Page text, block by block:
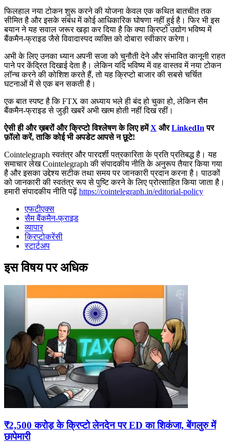
फिलहाल नया टोकन शुरू करने की योजना केवल एक कथित बातचीत तक
सीमित है और इसके संबंध में कोई आधिकारिक घोषणा नहीं हुई है। फिर भी इस
बयान ने यह सवाल जरूर खड़ा कर दिया है कि क्या क्रिप्टो उद्योग भविष्य में
बैंकमैन-फ्राइड जैसे विवादास्पद व्यक्ति को दोबारा स्वीकार करेगा।
अभी के लिए उनका ध्यान अपनी सजा को चुनौती देने और संभावित कानूनी राहत
पाने पर केंद्रित दिखाई देता है। लेकिन यदि भविष्य में वह वास्तव में नया टोकन
लॉन्च करने की कोशिश करते हैं, तो यह क्रिप्टो बाजार की सबसे चर्चित
घटनाओं में से एक बन सकती है।
एक बात स्पष्ट है कि FTX का अध्याय भले ही बंद हो चुका हो, लेकिन सैम
बैंकमैन-फ्राइड से जुड़ी खबरें अभी खत्म होती नहीं दिख रहीं।
ऐसी ही और ख़बरों और क्रिप्टो विश्लेषण के लिए हमेंX औरLinkedIn पर
फ़ॉलो करें, ताकि कोई भी अपडेट आपसे न छूटे!
Cointelegraph स्वतंत्र और पारदर्शी पत्रकारिता के प्रति प्रतिबद्ध है। यह
समाचार लेख Cointelegraph की संपादकीय नीति के अनुरूप तैयार किया गया
है और इसका उद्देश्य सटीक तथा समय पर जानकारी प्रदान करना है। पाठकों
को जानकारी की स्वतंत्र रूप से पुष्टि करने के लिए प्रोत्साहित किया जाता है।
हमारी संपादकीय नीति पढ़ें https://cointelegraph.in/editorial-policy
एफटीएक्स
सैम बैंकमैन-फ्राइड
व्यापार
क्रिप्टोकरेंसी
स्टार्टअप
इस विषय पर अधिक
₹2,500 करोड़ के क्रिप्टो लेनदेन पर ED का शिकंजा, बेंगलुरु में
छापेमारी